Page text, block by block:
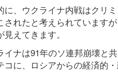
に、ウクライナ内戦はクリ
されたと考えられています
見えてきます。
イナは91年のソ連邦崩壊と
コに、ロシアからの経済的